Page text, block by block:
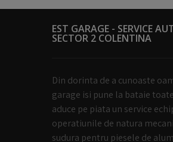
EST GARAGE - SERVICE
SECTOR 2 COLENTINA
Din dorinta de a cunoaste
garage isi pune la bataie
aduce pe piata un service
operatiunile de natura
sudura pentru piesele de